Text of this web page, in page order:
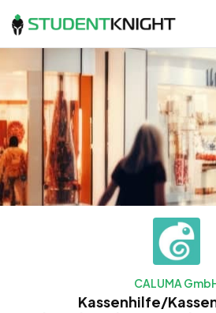
CALUMA
Kassenhilfe/